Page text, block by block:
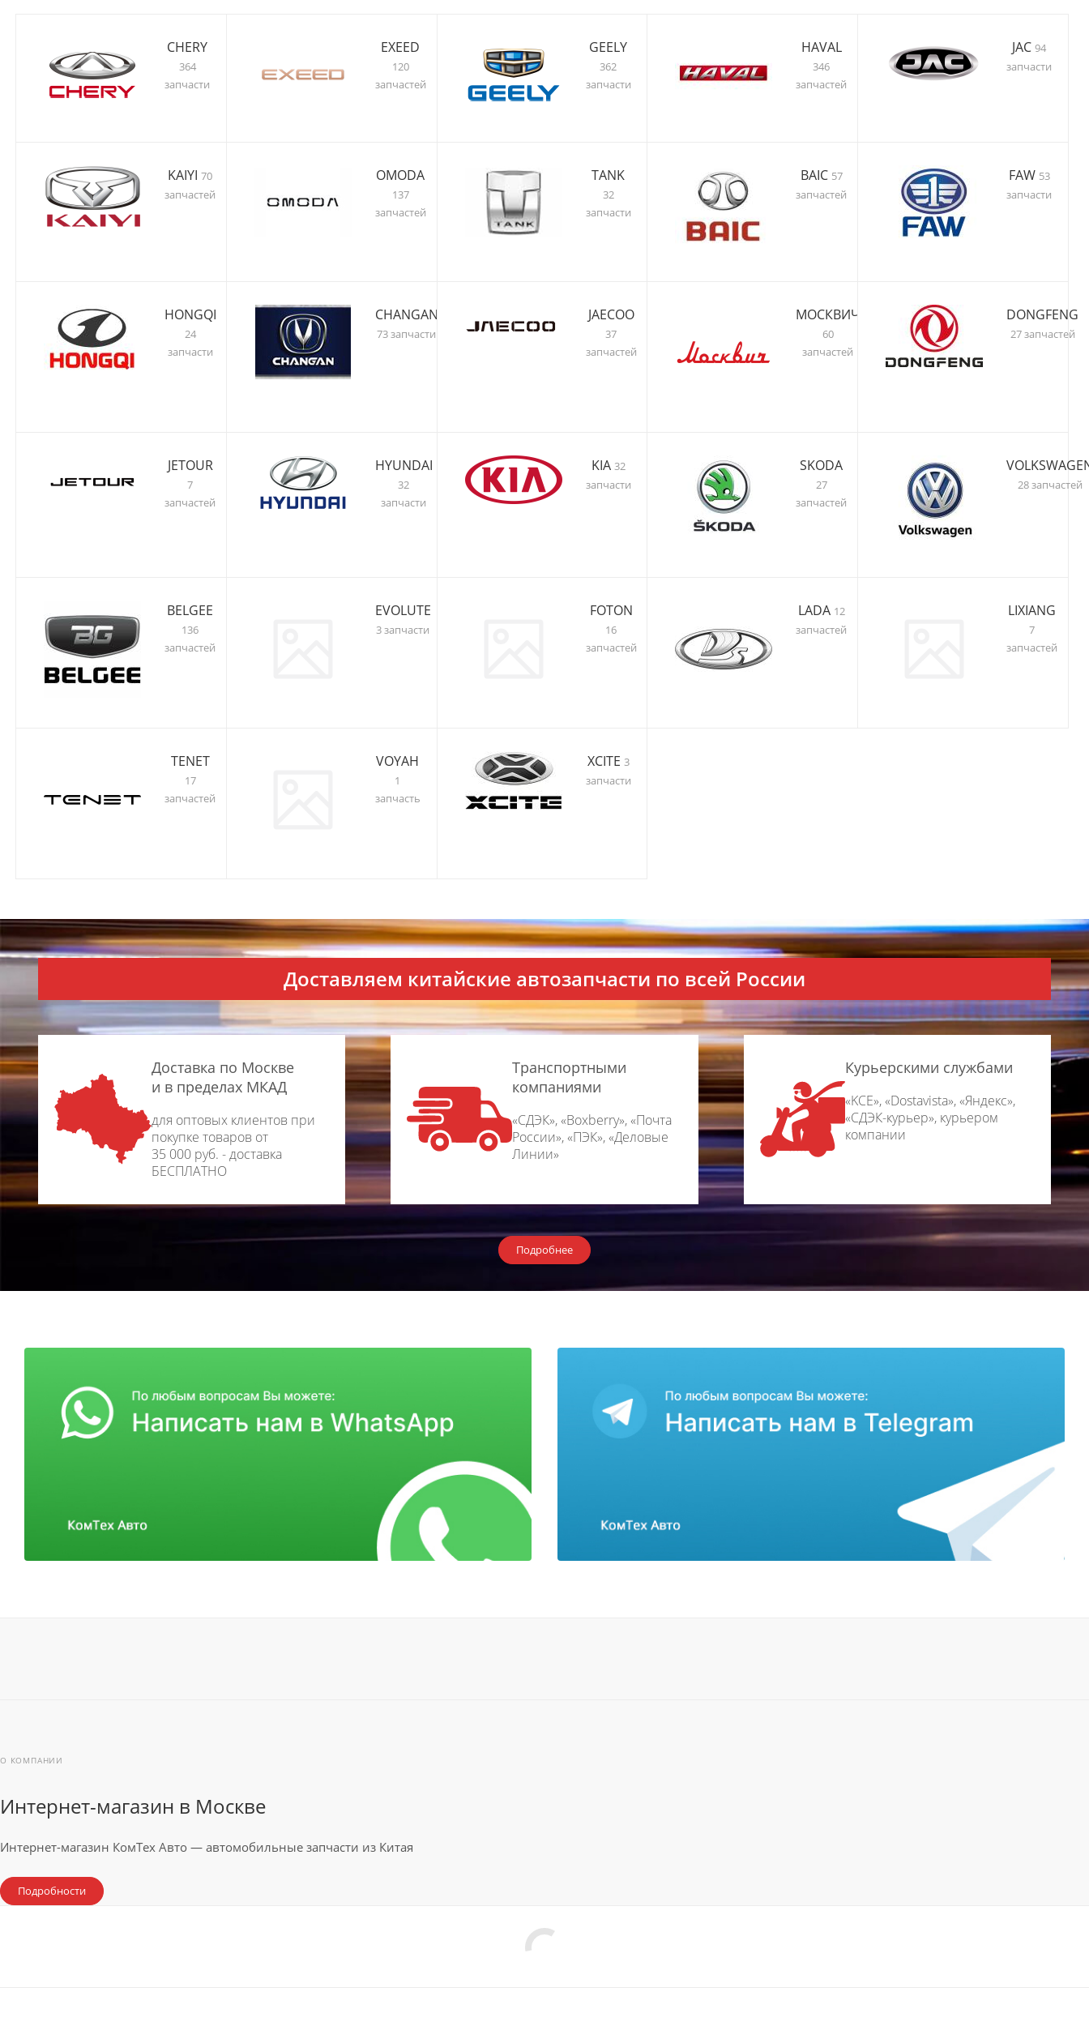
CHERY
364
запчасти
EXEED
120
запчастей
GEELY
362
запчасти
HAVAL
346
запчастей
JAC 94
запчасти
KAIYI 70
запчастей
OMODA
137
запчастей
TANK
32
запчасти
BAIC 57
запчастей
FAW 53
запчасти
HONGQI
24
запчасти
CHANGAN
73 запчасти
JAECOO
37
запчастей
МОСКВИЧ
60
запчастей
DONGFENG
27 запчастей
JETOUR
7
запчастей
HYUNDAI
32
запчасти
KIA 32
запчасти
SKODA
27
запчастей
28 запчастей
BELGEE
136
запчастей
EVOLUTE
3 запчасти
FOTON
16
запчастей
LADA 12
запчастей
LIXIANG
7
запчастей
TENET
17
запчастей
VOYAH
1
запчасть
XCITE 3
запчасти
Доставляем китайские автозапчаcти по всей России
Доставка по Москве
и в пределах МКАД
для оптовых клиентов при
покупке товаров от
35 000 руб. - доставка
БЕСПЛАТНО
Транспортными
компаниями
«СДЭК», «Boxberry», «Почта
России», «ПЭК», «Деловые
Линии»
Курьерскими службами
«KCE», «Dostavista», «Яндекс»,
«СДЭК-курьер», курьером
компании
Подробнее
О КОМПАНИИ
Интернет-магазин в Москве
Интернет-магазин КомТех Авто — автомобильные запчасти из Китая
Подробности